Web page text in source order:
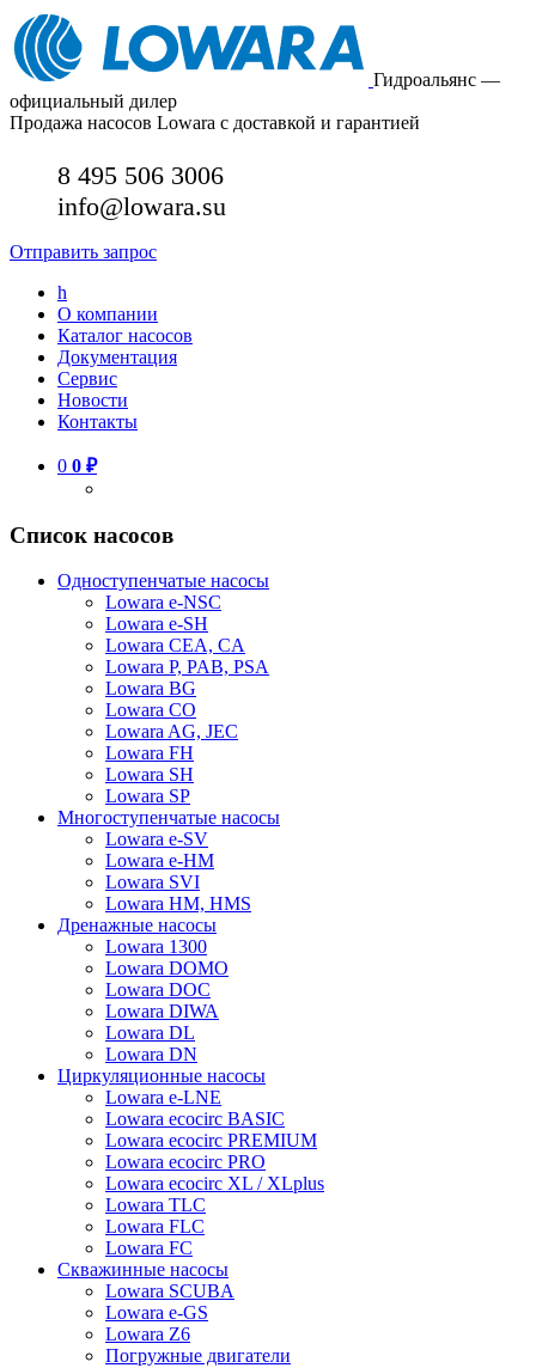
Гидроальянс —
официальный дилер
Продажа насосов Lowara с доставкой и гарантией
8 495 506 3006
info@lowara.su
Отправить запрос
h
О компании
Каталог насосов
Документация
Сервис
Новости
Контакты
0 0 ₽
Список насосов
Одноступенчатые насосы
Lowara e-NSC
Lowara e-SH
Lowara CEA, CA
Lowara P, PAB, PSA
Lowara BG
Lowara CO
Lowara AG, JEC
Lowara FH
Lowara SH
Lowara SP
Многоступенчатые насосы
Lowara e-SV
Lowara e-HM
Lowara SVI
Lowara HM, HMS
Дренажные насосы
Lowara 1300
Lowara DOMO
Lowara DOC
Lowara DIWA
Lowara DL
Lowara DN
Циркуляционные насосы
Lowara e-LNE
Lowara ecocirc BASIC
Lowara ecocirc PREMIUM
Lowara ecocirc PRO
Lowara ecocirc XL / XLplus
Lowara TLC
Lowara FLC
Lowara FC
Скважинные насосы
Lowara SCUBA
Lowara e-GS
Lowara Z6
Погружные двигатели